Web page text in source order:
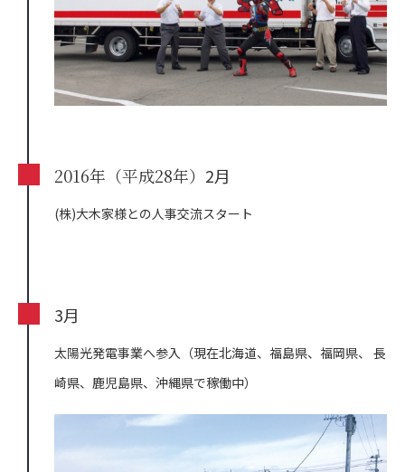
2016年（平成28年） 2月
(株)大木家様との人事交流スタート
3月
太陽光発電事業へ参入（現在北海道、福島県、福岡県、 長
崎県、鹿児島県、沖縄県で稼働中）